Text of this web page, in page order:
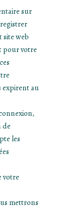
sur
site web
pour votre
expirent au
de
les
votre
mettrons